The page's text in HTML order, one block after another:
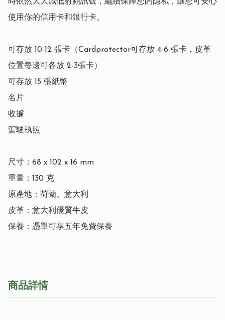
時依然大大減低射頻訊號，繼續保障您的隱私，讓您可安心
使用你的信用卡和銀行卡。
可存放 10-12 張卡（Cardprotector可存放 4-6 張卡，皮革
位置每邊可各放 2-3張卡）
可存放 15 張紙幣
名片
收據
駕駛執照
尺寸：68 x 102 x 16 mm
重量：130 克
原產地：荷蘭、意大利
皮革：意大利優質牛皮
保養：憑單可享五年免費保養
商品詳情